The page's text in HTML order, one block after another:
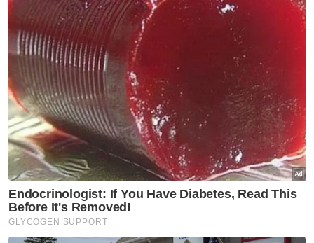
Rasuah Busters
Artikel Disyorkan
Rasuah Busters
Kolej Mara Banting bentuk
generasi berprinsip, bukan
sekadar cemerlang akademik
Rasuah Busters